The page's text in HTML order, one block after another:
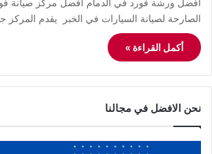
الصارحة لصيانة السيارات في الخبر يقدم المركز
أكمل القراءة »
نحن الافضل في مجالنا